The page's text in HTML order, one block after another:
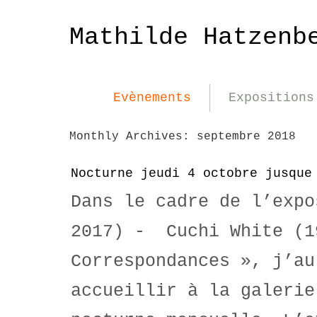
Mathilde
Evènements Expositions
Monthly Archives: septembre 2018
Nocturne jeudi 4 octobre jusque
Dans le cadre de
2017) - Cuchi White
Correspondances »,
accueillir à la galerie